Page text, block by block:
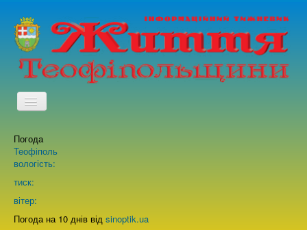
TPL_PROTOSTAR_TOGGLE_MENU
Про нас
Погода
Теофіполь
вологість:
тиск:
вітер:
Погода на 10 днів від sinoptik.ua